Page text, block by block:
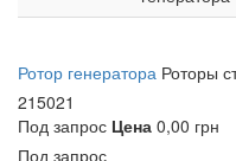
Ротор генератора Роторы
215021
Под запрос Цена 0,00 грн
Под запрос